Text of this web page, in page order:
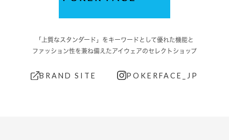
「上質なスタンダード」をキーワードとして優れた機能と
ファッション性を兼ね備えたアイウェアのセレクトショップ
BRAND SITE POKERFACE_JP